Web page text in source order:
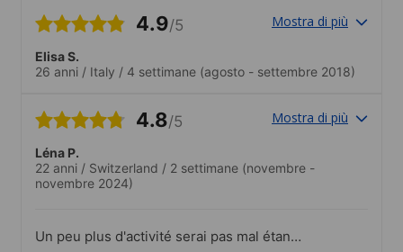
4.9/5 Mostra di più
Elisa S.
26 anni / Italy / 4 settimane (agosto - settembre 2018)
4.8/5 Mostra di più
Léna P.
22 anni / Switzerland / 2 settimane (novembre -
novembre 2024)
Un peu plus d'activité serai pas mal étant